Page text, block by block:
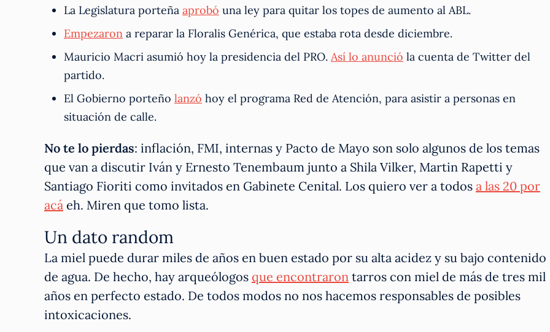
La Legislatura porteña aprobó una ley para quitar los topes de aumento al ABL.
Empezaron a reparar la Floralis Genérica, que estaba rota desde diciembre.
Mauricio Macri asumió hoy la presidencia del PRO. Así lo anunció la cuenta de Twitter del
partido.
El Gobierno porteño lanzó hoy el programa Red de Atención, para asistir a personas en
situación de calle.
No te lo pierdas: inflación, FMI, internas y Pacto de Mayo son solo algunos de los temas
que van a discutir Iván y Ernesto Tenembaum junto a Shila Vilker, Martin Rapetti y
Santiago Fioriti como invitados en Gabinete Cenital. Los quiero ver a todos a las 20 por
acá eh. Miren que tomo lista.
Un dato random
La miel puede durar miles de años en buen estado por su alta acidez y su bajo contenido
de agua. De hecho, hay arqueólogos que encontraron tarros con miel de más de tres mil
años en perfecto estado. De todos modos no nos hacemos responsables de posibles
intoxicaciones.